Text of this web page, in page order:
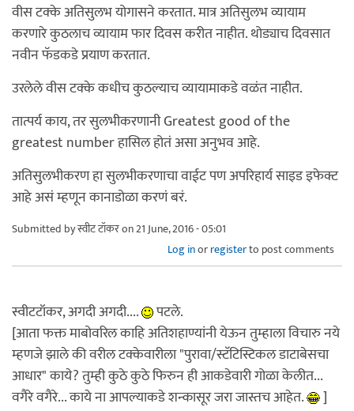
वीस टक्के अतिसुलभ योगासने करतात. मात्र अतिसुलभ व्यायाम
करणारे कुठलाच व्यायाम फार दिवस करीत नाहीत. थोड्याच दिवसात
नवीन फॅडकडे प्रयाण करतात.
उरलेले वीस टक्के कधीच कुठल्याच व्यायामाकडे वळंत नाहीत.
तात्पर्य काय, तर सुलभीकरणानी Greatest good of the
greatest number हासिल होतं असा अनुभव आहे.
अतिसुलभीकरण हा सुलभीकरणाचा वाईट पण अपरिहार्य साइड इफेक्ट
आहे असं म्हणून कानाडोळा करणं बरं.
Submitted byस्वीट टॉकरon 21 June, 2016 - 05:01
Log inorregisterto post comments
स्वीटटॉकर, अगदी अगदी....
पटले.
[आता फक्त माबोवरिल काहि अतिशहाण्यांनी येऊन तुम्हाला विचारु नये
म्हणजे झाले की वरील टक्केवारीला "पुरावा/स्टॅटिस्टिकल डाटाबेसचा
आधार" काये? तुम्ही कुठे कुठे फिरुन ही आकडेवारी गोळा केलीत...
वगैरे वगैरे... काये ना आपल्याकडे शन्कासूर जरा जास्तच आहेत.
]